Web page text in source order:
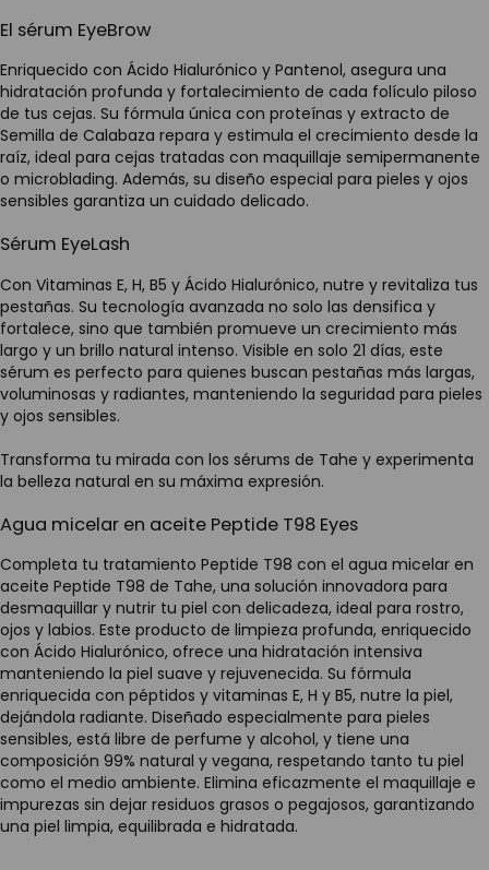
El sérum EyeBrow
Enriquecido con Ácido Hialurónico y Pantenol, asegura una
hidratación profunda y fortalecimiento de cada folículo piloso
de tus cejas. Su fórmula única con proteínas y extracto de
Semilla de Calabaza repara y estimula el crecimiento desde la
raíz, ideal para cejas tratadas con maquillaje semipermanente
o microblading. Además, su diseño especial para pieles y ojos
sensibles garantiza un cuidado delicado.
Sérum EyeLash
Con Vitaminas E, H, B5 y Ácido Hialurónico, nutre y revitaliza tus
pestañas. Su tecnología avanzada no solo las densifica y
fortalece, sino que también promueve un crecimiento más
largo y un brillo natural intenso. Visible en solo 21 días, este
sérum es perfecto para quienes buscan pestañas más largas,
voluminosas y radiantes, manteniendo la seguridad para pieles
y ojos sensibles.
Transforma tu mirada con los sérums de Tahe y experimenta
la belleza natural en su máxima expresión.
Agua micelar en aceite Peptide T98 Eyes
Completa tu tratamiento Peptide T98 con el agua micelar en
aceite Peptide T98 de Tahe, una solución innovadora para
desmaquillar y nutrir tu piel con delicadeza, ideal para rostro,
ojos y labios. Este producto de limpieza profunda, enriquecido
con Ácido Hialurónico, ofrece una hidratación intensiva
manteniendo la piel suave y rejuvenecida. Su fórmula
enriquecida con péptidos y vitaminas E, H y B5, nutre la piel,
dejándola radiante. Diseñado especialmente para pieles
sensibles, está libre de perfume y alcohol, y tiene una
composición 99% natural y vegana, respetando tanto tu piel
como el medio ambiente. Elimina eficazmente el maquillaje e
impurezas sin dejar residuos grasos o pegajosos, garantizando
una piel limpia, equilibrada e hidratada.